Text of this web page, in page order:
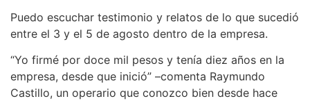
Puedo escuchar testimonio y relatos de lo que sucedió
entre el 3 y el 5 de agosto dentro de la empresa.
“Yo firmé por doce mil pesos y tenía diez años en la
empresa, desde que inició” –comenta Raymundo
Castillo, un operario que conozco bien desde hace